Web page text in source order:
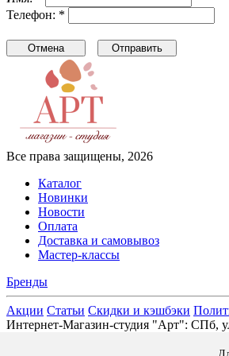
Телефон: *
Все права защищены, 2026
Каталог
Новинки
Новости
Оплата
Доставка и самовывоз
Мастер-классы
Бренды
Акции Статьи Скидки и кэшбэки
Интернет-Магазин-студия "Арт": СПб,